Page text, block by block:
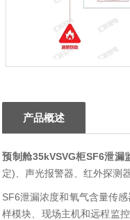
产品概述
预制舱35kVSVG柜SF6泄漏
定)、声光报警器、红外探测
SF6泄漏浓度和氧气含量传
样模块、现场主机和远程监